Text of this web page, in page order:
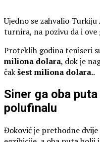
Ujedno se zahvalio
turnira, na pozivu da i ove
Proteklih godina teniseri
miliona dolara, dok je
čakšest miliona dolara..
Siner ga oba
polufinalu
Đoković je prethodne